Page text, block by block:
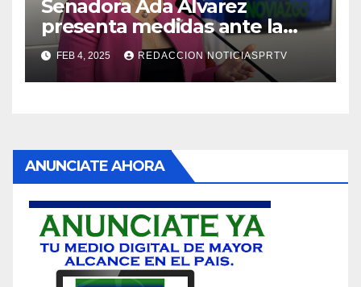
Senadora Ada Álvarez
presenta medidas ante la
violencia en el noviazgo
FEB 4, 2025 REDACCION NOTICIASPRTV
ANUNCIATE AHORA